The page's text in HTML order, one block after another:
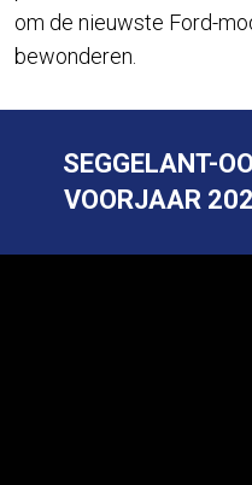
om de nieuwste Ford-
bewonderen.
SEGGELANT-
VOORJAAR